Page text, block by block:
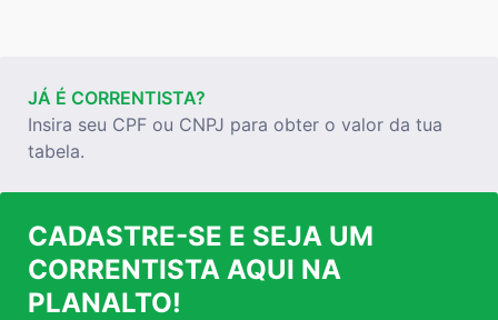
JÁ É CORRENTISTA?
Insira seu CPF ou CNPJ para obter o valor da tua
tabela.
CADASTRE-SE E SEJA UM
CORRENTISTA AQUI NA
PLANALTO!